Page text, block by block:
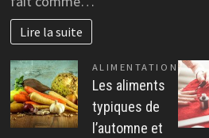
Lire la suite
ALIMENTATION
Les aliments
typiques de
l’automne et